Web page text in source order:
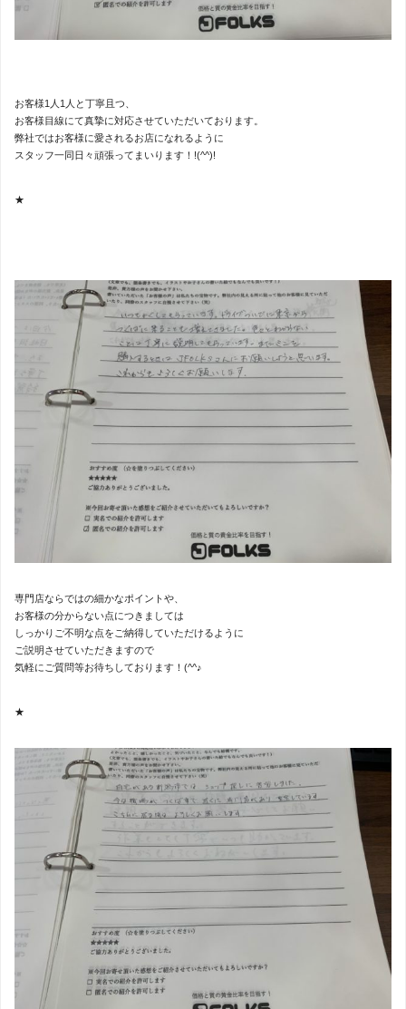
お客様1人1人と丁寧且つ、
お客様目線にて真摯に対応させていただいております。
弊社ではお客様に愛されるお店になれるように
スタッフ一同日々頑張ってまいります！!(^^)!
★
専門店ならではの細かなポイントや、
お客様の分からない点につきましては
しっかりご不明な点をご納得していただけるように
ご説明させていただきますので
気軽にご質問等お待ちしております！(^^♪
★